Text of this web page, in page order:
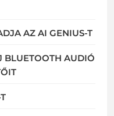
AZ AI GENIUS-T
BLUETOOTH AUDIÓ